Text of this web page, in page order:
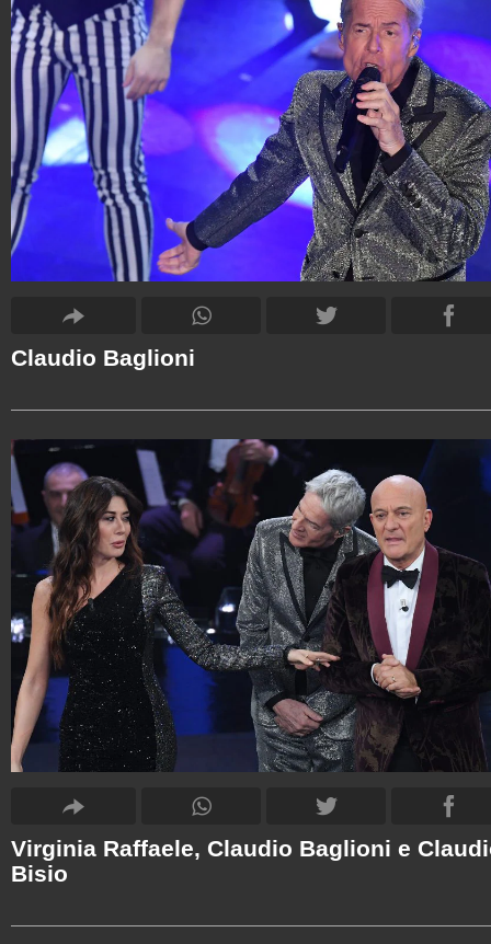
Claudio Baglioni
Virginia Raffaele, Claudio Baglioni e
Bisio